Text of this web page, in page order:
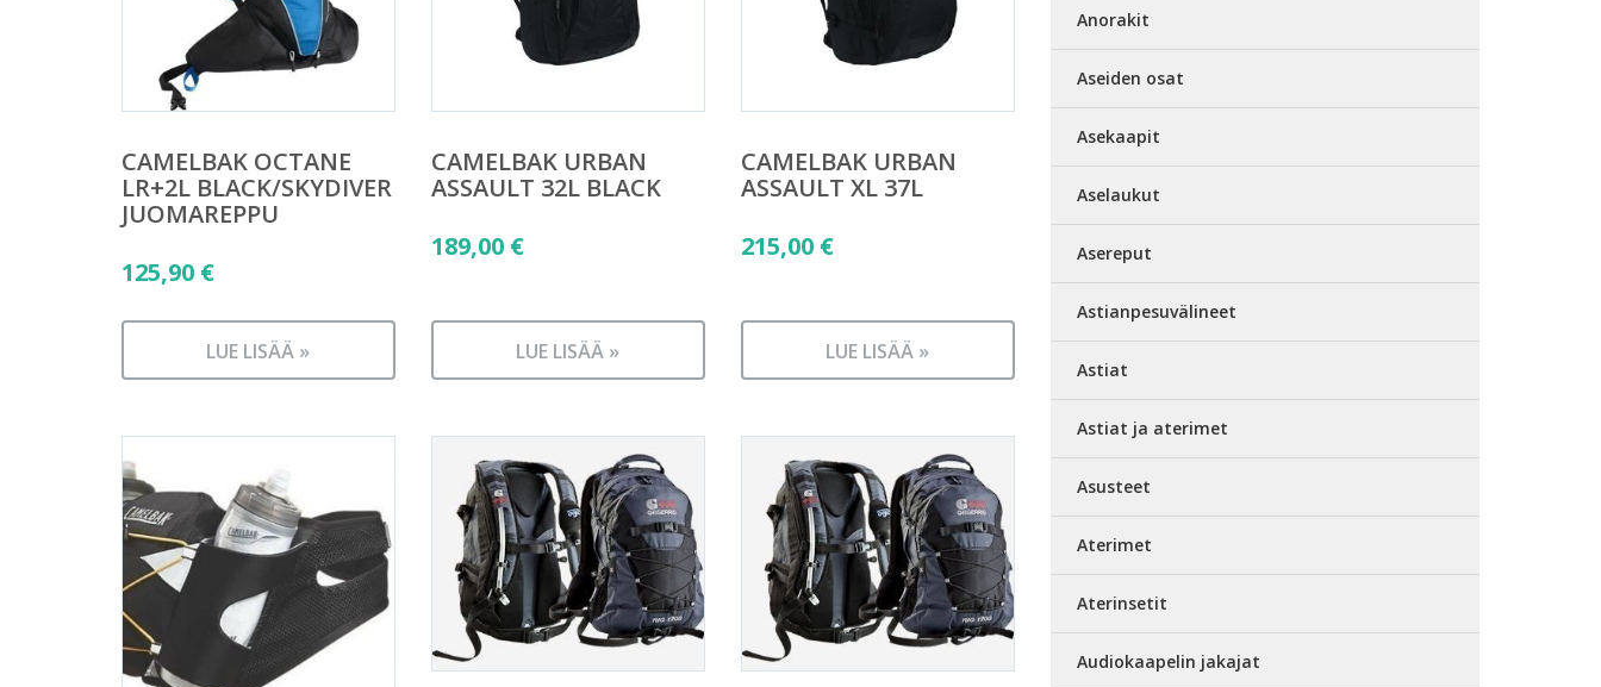
CAMELBAK OCTANE
LR+2L BLACK/SKYDIVER
JUOMAREPPU
125,90 €
LUE LISÄÄ »
CAMELBAK URBAN
ASSAULT 32L BLACK
189,00 €
LUE LISÄÄ »
CAMELBAK URBAN
ASSAULT XL 37L
215,00 €
LUE LISÄÄ »
Anorakit
Aseiden osat
Asekaapit
Aselaukut
Asereput
Astianpesuvälineet
Astiat
Astiat ja aterimet
Asusteet
Aterimet
Aterinsetit
Audiokaapelin jakajat